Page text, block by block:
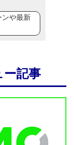
ンや最新
ー記事